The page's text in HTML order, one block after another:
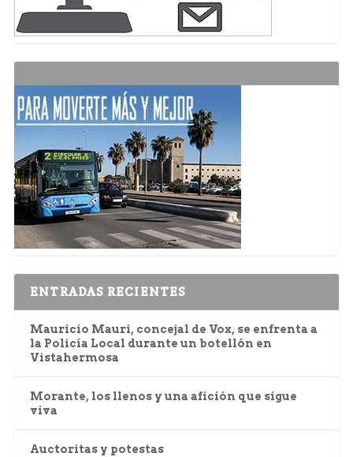
ENTRADAS RECIENTES
Mauricio Mauri, concejal de Vox, se enfrenta a
la Policía Local durante un botellón en
Vistahermosa
Morante, los llenos y una afición que sigue
viva
Auctoritas y potestas